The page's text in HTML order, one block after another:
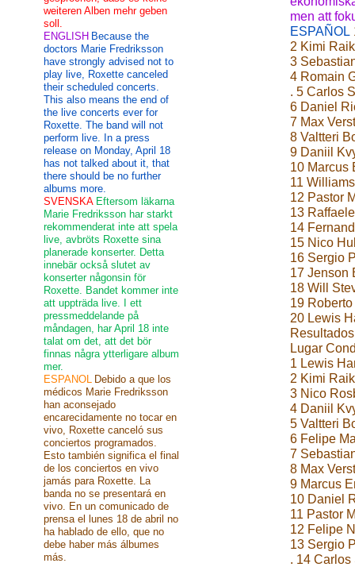
men att
ESPAÑOL
2 Kimi
3
4 Romain
. 5 Carlos
6 Daniel
7 Max
8 Valtteri
9 Daniil
10 Marcus
11
12 Pastor
13
14
15 Nico
16 Sergio
17 Jenson
18 Will
19
20 Lewis
Lugar
1 Lewis
2 Kimi
3 Nico
4 Daniil
5 Valtteri
6 Felipe
7
8 Max
9 Marcus
10 Daniel
11 Pastor
12 Felipe
13 Sergio
. 14 Carlos
weiteren Alben mehr geben
soll.
ENGLISH Because the
doctors Marie Fredriksson
have strongly advised not to
play live, Roxette canceled
their scheduled concerts.
This also means the end of
the live concerts ever for
Roxette. The band will not
perform live. In a press
release on Monday, April 18
has not talked about it, that
there should be no further
albums more.
SVENSKA Eftersom läkarna
Marie Fredriksson har starkt
rekommenderat inte att spela
live, avbröts Roxette sina
planerade konserter. Detta
innebär också slutet av
konserter någonsin för
Roxette. Bandet kommer inte
att uppträda live. I ett
pressmeddelande på
måndagen, har April 18 inte
talat om det, att det bör
finnas några ytterligare album
mer.
ESPANOL Debido a que los
médicos Marie Fredriksson
han aconsejado
encarecidamente no tocar en
vivo, Roxette canceló sus
conciertos programados.
Esto también significa el final
de los conciertos en vivo
jamás para Roxette. La
banda no se presentará en
vivo. En un comunicado de
prensa el lunes 18 de abril no
ha hablado de ello, que no
debe haber más álbumes
más.